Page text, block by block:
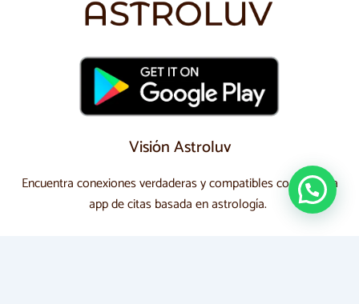
Visión Astroluv
Encuentra conexiones verdaderas y compatibles con nuestra
app de citas basada en astrología.